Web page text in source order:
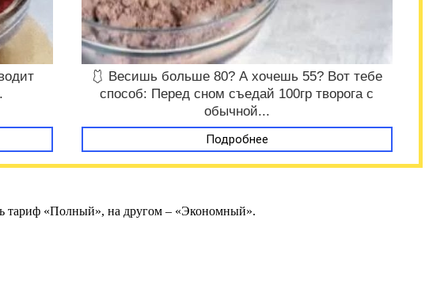
🩱 Весишь больше 80? А хочешь 55? Вот тебе
способ: Перед сном съедай 100гр творога с
обычной...
Подробнее
тариф «Полный», на другом – «Экономный».